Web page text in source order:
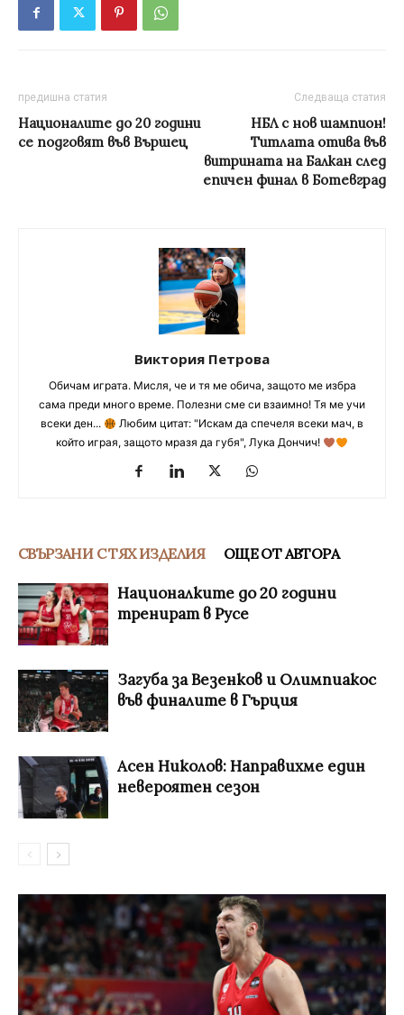
предишна статия
Националите до 20 години
се подговят във Вършец
Следваща статия
НБЛ с нов шампион!
Титлата отива във
витрината на Балкан след
епичен финал в Ботевград
Виктория Петрова
Обичам играта. Мисля, че и тя ме обича, защото ме избра
сама преди много време. Полезни сме си взаимно! Тя ме учи
всеки ден...
Любим цитат: "Искам да спечеля всеки мач, в
който играя, защото мразя да губя", Лука Дончич!
СВЪРЗАНИ С ТЯХ ИЗДЕЛИЯ ОЩЕ ОТ АВТОРА
Националките до 20 години
тренират в Русе
Загуба за Везенков и Олимпиакос
във финалите в Гърция
Асен Николов: Направихме един
невероятен сезон